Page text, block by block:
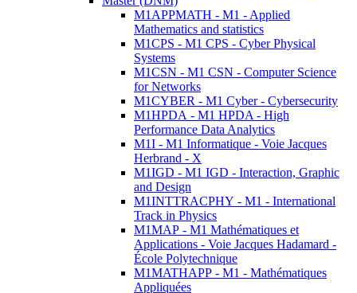
M1APPMATH - M1 - Applied
Mathematics and statistics
M1CPS - M1 CPS - Cyber Physical
Systems
M1CSN - M1 CSN - Computer Science
for Networks
M1CYBER - M1 Cyber - Cybersecurity
M1HPDA - M1 HPDA - High
Performance Data Analytics
M1I - M1 Informatique - Voie Jacques
Herbrand - X
M1IGD - M1 IGD - Interaction, Graphic
and Design
M1INTTRACPHY - M1 - International
Track in Physics
M1MAP - M1 Mathématiques et
Applications - Voie Jacques Hadamard -
École Polytechnique
M1MATHAPP - M1 - Mathématiques
Appliquées